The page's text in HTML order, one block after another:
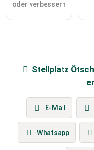
oder verbessern
Stellplatz
E-Mail
Whatsapp